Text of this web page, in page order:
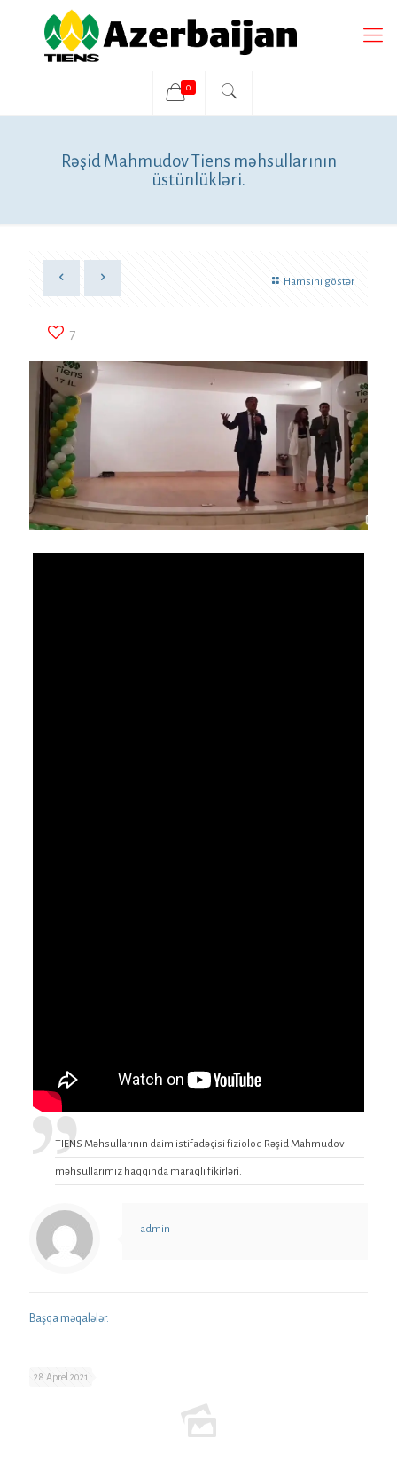
0
Rəşid Mahmudov Tiens məhsullarının
üstünlükləri.
Hamsını göstər
7
TIENS Məhsullarının daim istifadəçisi fizioloq Rəşid Mahmudov
məhsullarımız haqqında maraqlı fikirləri.
admin
Başqa məqalələr.
28 Aprel 2021